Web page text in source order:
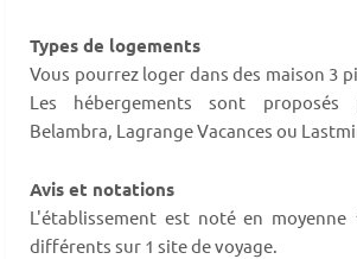
Types de logements
Vous pourrez loger dans des maison 3
Les hébergements sont proposés
Belambra, Lagrange Vacances ou
Avis et notations
L'établissement est noté en moyenne
différents sur 1 site de voyage.